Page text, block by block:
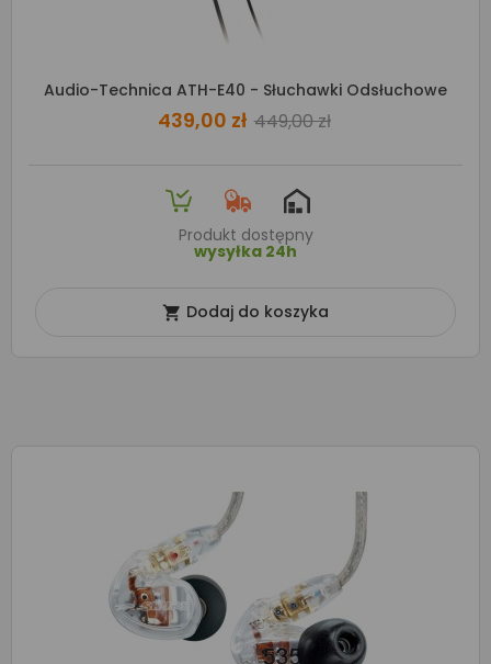
Audio-Technica ATH-E40 - Słuchawki Odsłuchowe
439,00 zł 449,00 zł
Produkt dostępny
wysyłka 24h
 Dodaj do koszyka